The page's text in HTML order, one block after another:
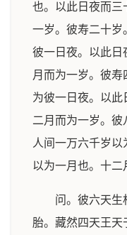
也。以此日夜而三
一岁。彼寿二十岁
彼一日夜。以此日
月而为一岁。彼
为彼一日夜。以
二月而为一岁。
人间一万六千岁以
以为一月也。十二
问。彼六天生
胎。藏然四天王